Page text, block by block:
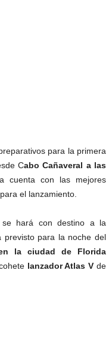
para la primera
Cabo Cañaveral a las
cuenta con las mejores
el lanzamiento.
hará con destino a la
previsto para la noche del
la ciudad de Florida
lanzador Atlas V de